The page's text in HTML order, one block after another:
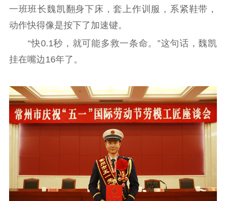
公示公告
告
工作动态
理论武装
宣传宣讲 研究阐释
哲学社科
社科强省 工作通知
成果集萃
一班班长魏凯翻身下床，套上作训服，系紧鞋带，
动作快得像是按下了加速键。
“快0.1秒，就可能多救一条命。”这句话，魏凯
挂在嘴边16年了。